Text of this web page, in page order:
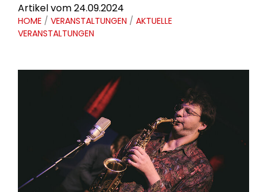
Artikel vom 24.09.2024
HOME / VERANSTALTUNGEN / AKTUELLE
VERANSTALTUNGEN